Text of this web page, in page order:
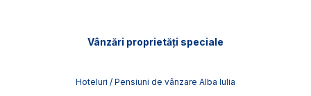
Vânzări proprietăți speciale
Hoteluri / Pensiuni de vânzare Alba Iulia